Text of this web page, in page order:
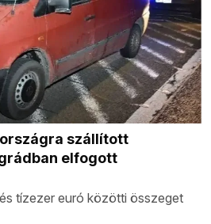
szállított
elfogott
tízezer euró közötti összeget